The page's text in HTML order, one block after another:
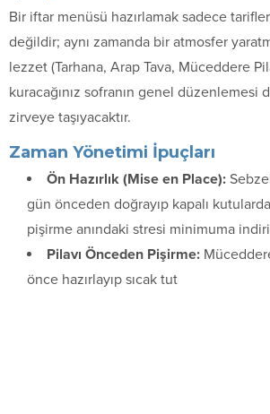
Bir iftar menüsü hazırlamak sadece
değildir; aynı zamanda bir atmosfer
lezzet (Tarhana, Arap Tava, Müceddere
kuracağınız sofranın genel düzenlemesi
zirveye taşıyacaktır.
Zaman Yönetimi İpuçları
Ön Hazırlık (Mise en Place):
gün önceden doğrayıp kapalı
pişirme anındaki stresi minimuma
Pilavı Önceden Pişirme:
önce hazırlayıp sıcak tut